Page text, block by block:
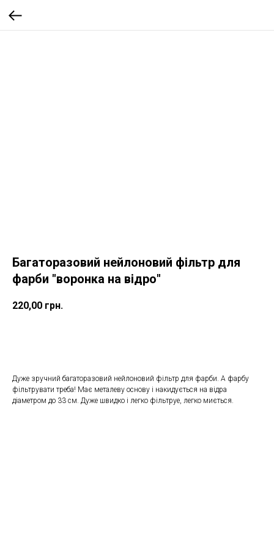
Багаторазовий нейлоновий фільтр для
фарби "воронка на відро"
220,00 грн.
Дуже зручний багаторазовий нейлоновий фільтр для фарби. А фарбу
фільтрувати треба! Має металеву основу і накидується на відра
діаметром до 33 см. Дуже швидко і легко фільтруе, легко миється.